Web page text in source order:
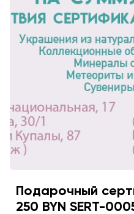
Подарочный
250 BYN SERT-